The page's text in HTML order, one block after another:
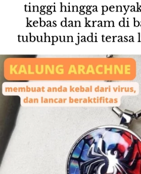
tinggi hingga
kebas dan kram di
tubuhpun jadi terasa